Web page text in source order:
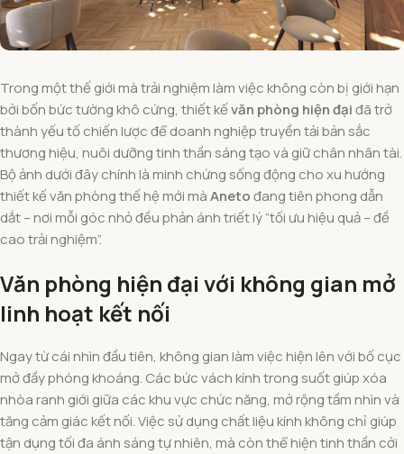
Trong một thế giới mà trải nghiệm làm việc không còn bị giới hạn
bởi bốn bức tường khô cứng, thiết kếvăn phòng hiện đạiđã trở
thành yếu tố chiến lược để doanh nghiệp truyền tải bản sắc
thương hiệu, nuôi dưỡng tinh thần sáng tạo và giữ chân nhân tài.
Bộ ảnh dưới đây chính là minh chứng sống động cho xu hướng
thiết kế văn phòng thế hệ mới màAnetođang tiên phong dẫn
dắt – nơi mỗi góc nhỏ đều phản ánh triết lý “tối ưu hiệu quả – đề
cao trải nghiệm”.
Văn phòng hiện đại với không gian mở
linh hoạt kết nối
Ngay từ cái nhìn đầu tiên, không gian làm việc hiện lên với bố cục
mở đầy phóng khoáng. Các bức vách kính trong suốt giúp xóa
nhòa ranh giới giữa các khu vực chức năng, mở rộng tầm nhìn và
tăng cảm giác kết nối. Việc sử dụng chất liệu kính không chỉ giúp
tận dụng tối đa ánh sáng tự nhiên, mà còn thể hiện tinh thần cởi